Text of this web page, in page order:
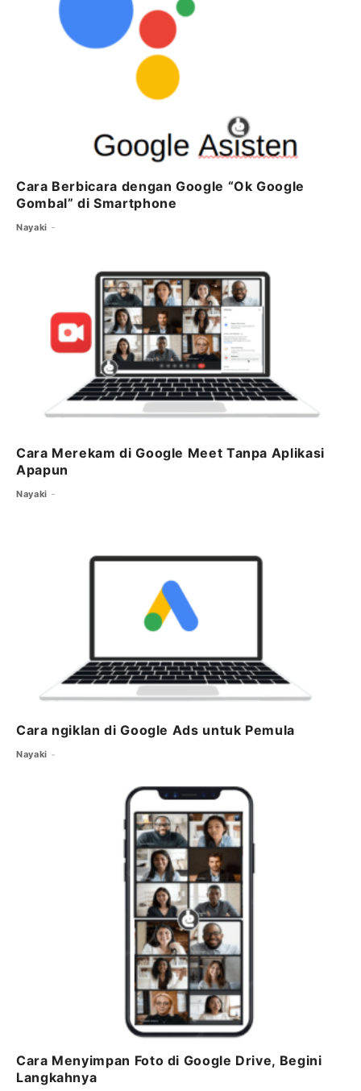
k
Cara Berbicara dengan Google “Ok Google
Gombal” di Smartphone
Nayaki
Cara Merekam di Google Meet Tanpa Aplikasi
Apapun
Nayaki
Cara ngiklan di Google Ads untuk Pemula
Nayaki
Cara Menyimpan Foto di Google Drive, Begini
Langkahnya